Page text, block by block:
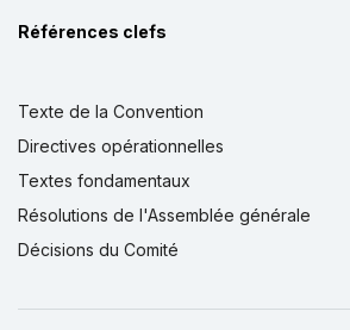
Références clefs
Texte de la Convention
Directives opérationnelles
Textes fondamentaux
Résolutions de l'Assemblée générale
Décisions du Comité